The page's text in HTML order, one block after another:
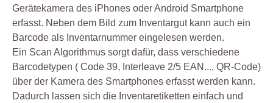
Gerätekamera des iPhones oder Android Smartphone
erfasst. Neben dem Bild zum Inventargut kann auch ein
Barcode als Inventarnummer eingelesen werden.
Ein Scan Algorithmus sorgt dafür, dass verschiedene
Barcodetypen ( Code 39, Interleave 2/5 EAN..., QR-Code)
über der Kamera des Smartphones erfasst werden kann.
Dadurch lassen sich die Inventaretiketten einfach und